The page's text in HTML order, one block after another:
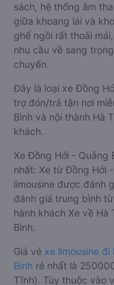
sách, hệ thống âm
giữa khoang lái và
ghế ngồi rất thoải
nhu cầu về sang
chuyển.
Đây là loại xe Đồng
trợ đón/trả tận nơi
Bình và nội thành Hà
khách.
Xe Đồng Hới - Quảng
nhất: Xe từ Đồng Hới
limousine được đánh
đánh giá trung bình
hành khách Xe về
Bình.
Giá vé xe limousine
Bình rẻ nhất là
Tĩnh). Tùy thuộc vào